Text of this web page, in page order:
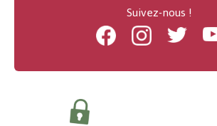
Suivez-nous !
FacebookInstagramTwitter